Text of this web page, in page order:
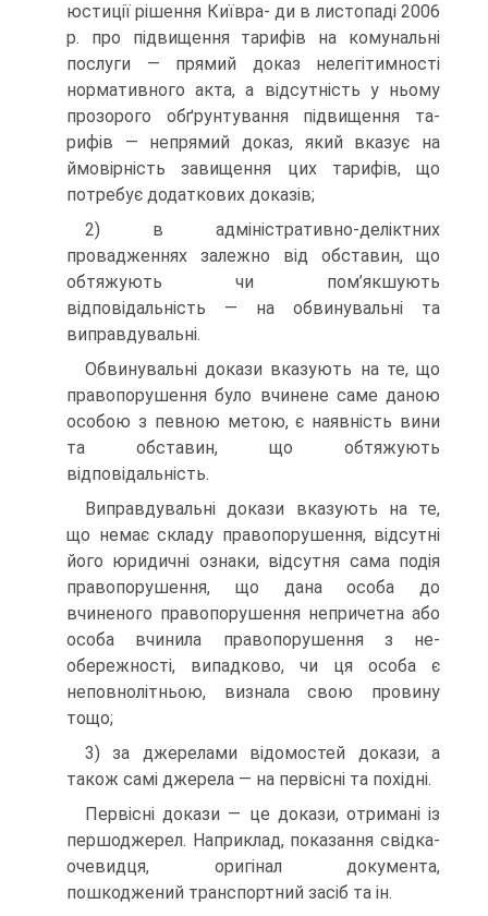
юстиції рішення Київра- ди в листопаді 2006
р. про підвищення тарифів на комунальні
послуги — прямий доказ нелегітимності
нормативного акта, а відсутність у ньому
прозорого обґрунтування підвищення та­
рифів — непрямий доказ, який вказує на
ймовірність завищен­ня цих тарифів, що
потребує додаткових доказів;
2) в адміністративно-деліктних
провадженнях залежно від обставин, що
обтяжують чи пом’якшують
відповідальність — на обвинувальні та
виправдувальні.
Обвинувальні докази вказують на те, що
правопорушення було вчинене саме даною
особою з певною метою, є наявність вини
та обставин, що обтяжують
відповідальність.
Виправдувальні докази вказують на те,
що немає складу пра­вопорушення, відсутні
його юридичні ознаки, відсутня сама подія
правопорушення, що дана особа до
вчиненого правопо­рушення непричетна або
особа вчинила правопорушення з не­
обережності, випадково, чи ця особа є
неповнолітньою, визна­ла свою провину
тощо;
3) за джерелами відомостей докази, а
також самі джерела — на первісні та похідні.
Первісні докази — це докази, отримані із
першоджерел. На­приклад, показання свідка-
очевидця, оригінал документа,
пошкоджений транспортний засіб та ін.